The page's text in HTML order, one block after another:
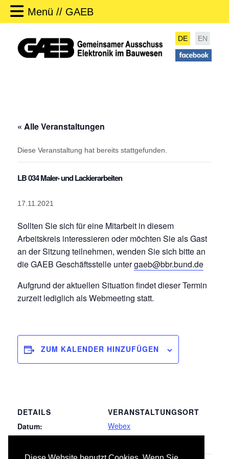
Menü // GAEB
DE EN
« Alle Veranstaltungen
Diese Veranstaltung hat bereits stattgefunden.
LB 034 Maler- und Lackierarbeiten
17.11.2021
Sollten Sie sich für eine Mitarbeit in diesem
Arbeitskreis interessieren oder möchten Sie als Gast
an der Sitzung teilnehmen, wenden Sie sich bitte an
die GAEB Geschäftsstelle untergaeb@bbr.bund.de
Aufgrund der aktuellen Situation findet dieser Termin
zurzeit lediglich als Webmeeting statt.
ZUM KALENDER HINZUFÜGEN
DETAILS
Datum:
VERANSTALTUNGSORT
Webex